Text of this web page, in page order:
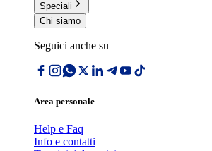
Speciali
Chi siamo
Seguici anche su
Area personale
Help e Faq
Info e contatti